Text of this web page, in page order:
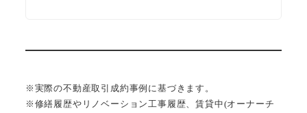
※実際の不動産取引成約事例に基づきます。
※修繕履歴やリノベーション工事履歴、賃貸中(オーナーチ